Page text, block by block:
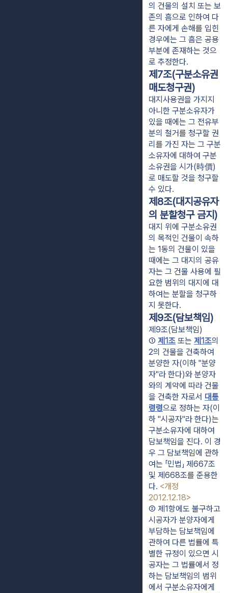
의 건물의 설치 또는 보
존의 흠으로 인하여 다
른 자에게 손해를 입힌
경우에는 그 흠은 공용
부분에 존재하는 것으
로 추정한다.
제7조(구분소유권
매도청구권)
대지사용권을 가지지
아니한 구분소유자가
있을 때에는 그 전유부
분의 철거를 청구할 권
리를 가진 자는 그 구분
소유자에 대하여 구분
소유권을 시가(時價)
로 매도할 것을 청구할
수 있다.
제8조(대지공유자
의 분할청구 금지)
대지 위에 구분소유권
의 목적인 건물이 속하
는 1동의 건물이 있을
때에는 그 대지의 공유
자는 그 건물 사용에 필
요한 범위의 대지에 대
하여는 분할을 청구하
지 못한다.
제9조(담보책임)
제9조(담보책임)
① 제1조 또는 제1조의
2의 건물을 건축하여
분양한 자(이하 "분양
자"라 한다)와 분양자
와의 계약에 따라 건물
을 건축한 자로서 대통
령령으로 정하는 자(이
하 "시공자"라 한다)는
구분소유자에 대하여
담보책임을 진다. 이 경
우 그 담보책임에 관하
여는 「민법」 제667조
및 제668조를 준용한
다. <개정
2012.12.18>
② 제1항에도 불구하고
시공자가 분양자에게
부담하는 담보책임에
관하여 다른 법률에 특
별한 규정이 있으면 시
공자는 그 법률에서 정
하는 담보책임의 범위
에서 구분소유자에게